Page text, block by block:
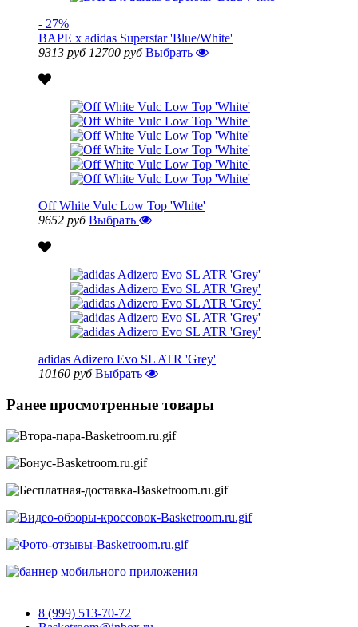
- 27%
BAPE x adidas Superstar 'Blue/White'
9313 руб 12700 руб Выбрать
Off White Vulc Low Top 'White'
9652 руб Выбрать
adidas Adizero Evo SL ATR 'Grey'
10160 руб Выбрать
Ранее просмотренные товары
8 (999) 513-70-72